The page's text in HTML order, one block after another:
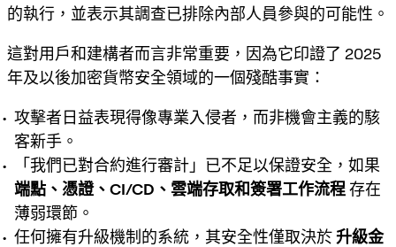
的執行，並表示其調查已排除內部人員參與的可能性。
這對用戶和建構者而言非常重要，因為它印證了 2025
年及以後加密貨幣安全領域的一個殘酷事實：
攻擊者日益表現得像專業入侵者，而非機會主義的駭
客新手。
「我們已對合約進行審計」已不足以保證安全，如果
端點、憑證、CI/CD、雲端存取和簽署工作流程存在
薄弱環節。
任何擁有升級機制的系統，其安全性僅取決於升級金